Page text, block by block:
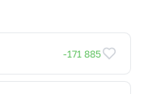
-171 885